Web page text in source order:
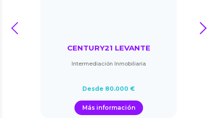
CENTURY21 LEVANTE
Intermediación Inmobiliaria
Desde 80.000 €
Más información
prev next